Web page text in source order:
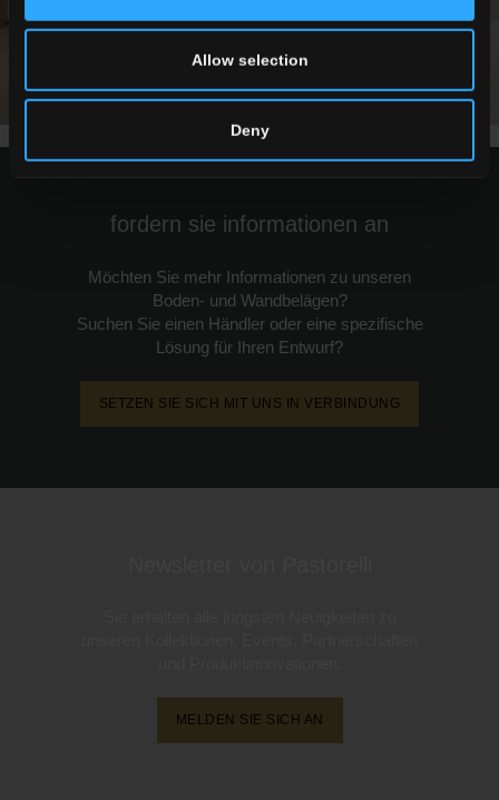
Allow selection
Deny
fordern sie informationen an
Möchten Sie mehr Informationen zu unseren
Boden- und Wandbelägen?
Suchen Sie einen Händler oder eine spezifische
Lösung für Ihren Entwurf?
SETZEN SIE SICH MIT UNS IN VERBINDUNG
MELDEN SIE SICH AN